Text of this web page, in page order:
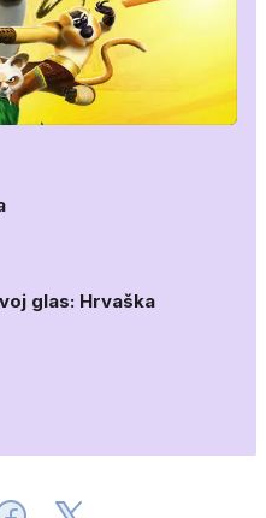
glas: Hrvaška